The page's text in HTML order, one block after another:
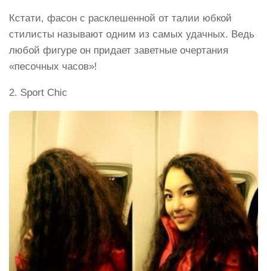
Кстати, фасон с расклешенной от талии юбкой
стилисты называют одним из самых удачных. Ведь
любой фигуре он придает заветные очертания
«песочных часов»!
2. Sport Chic